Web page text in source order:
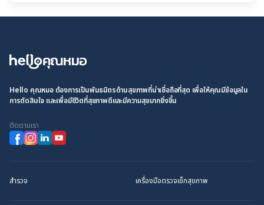
Hello คุณหมอ ต้องการเป็นพันธมิตรด้านสุขภาพที่น่าเชื่อถือที่สุด เพื่อให้คุณมีข้อมูลใน
การตัดสินใจ และเพื่อมีชีวิตที่สุขภาพดีและมีความสุขมากยิ่งขึ้น
ติดตามเรา
สำรวจ เครื่องมือตรวจเช็กสุขภาพ